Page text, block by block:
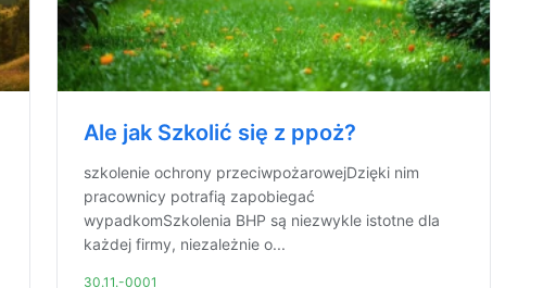
Ale jak Szkolić się z ppoż?
szkolenie ochrony przeciwpożarowejDzięki nim
pracownicy potrafią zapobiegać
wypadkomSzkolenia BHP są niezwykle istotne dla
każdej firmy, niezależnie o...
30.11.-0001